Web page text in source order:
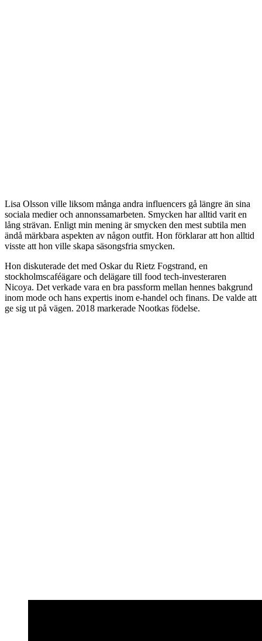
Lisa Olsson ville liksom många andra influencers gå längre än sina
sociala medier och annonssamarbeten. Smycken har alltid varit en
lång strävan. Enligt min mening är smycken den mest subtila men
ändå märkbara aspekten av någon outfit. Hon förklarar att hon alltid
visste att hon ville skapa säsongsfria smycken.
Hon diskuterade det med Oskar du Rietz Fogstrand, en
stockholmscaféägare och delägare till food tech-investeraren
Nicoya. Det verkade vara en bra passform mellan hennes bakgrund
inom mode och hans expertis inom e-handel och finans. De valde att
ge sig ut på vägen. 2018 markerade Nootkas födelse.